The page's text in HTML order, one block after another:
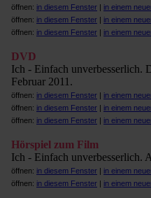
öffnen: in diesem Fenster | in einem
öffnen: in diesem Fenster | in einem
öffnen: in diesem Fenster | in einem
DVD
Ich - Einfach unverbesserlich.
Februar 2011.
öffnen: in diesem Fenster | in einem
öffnen: in diesem Fenster | in einem
öffnen: in diesem Fenster | in einem
Hörspiel zum Film
Ich - Einfach unverbesserlich.
öffnen: in diesem Fenster | in einem
öffnen: in diesem Fenster | in einem